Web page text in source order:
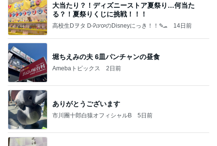
大当たり？！ディズニーストア夏祭り…何当た
る？！夏祭りくじに挑戦！！！
高校生Dヲタ Ꭰ-ᎮꭵꭹꭴのDisneyにっき！！✎ܚ 14日前
堀ちえみの夫 6皿パンチャンの昼食
Amebaトピックス 2日前
ありがとうございます
市川團十郎白猿オフィシャルB 5日前